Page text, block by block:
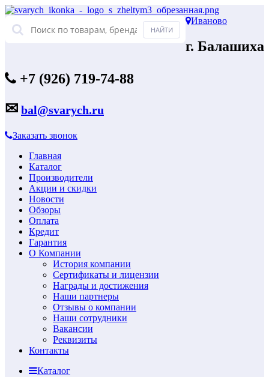
Иваново
г. Балашиха
+7 (926) 719-74-88
✉ bal@svarych.ru
Заказать звонок
Главная
Каталог
Производители
Акции и скидки
Новости
Обзоры
Оплата
Кредит
Гарантия
О Компании
История компании
Сертификаты и лицензии
Награды и достижения
Наши партнеры
Отзывы о компании
Наши сотрудники
Вакансии
Реквизиты
Контакты
Каталог